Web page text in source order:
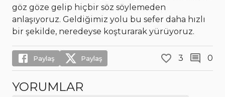
göz göze gelip hiçbir söz söylemeden
anlaşıyoruz. Geldiğimiz yolu bu sefer daha hızlı
bir şekilde, neredeyse koşturarak yürüyoruz.
Paylaş Paylaş 3 0
YORUMLAR